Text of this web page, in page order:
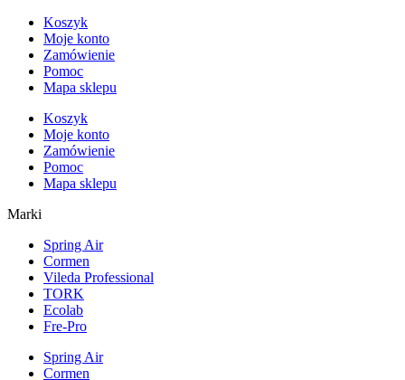
Koszyk
Moje konto
Zamówienie
Pomoc
Mapa sklepu
Koszyk
Moje konto
Zamówienie
Pomoc
Mapa sklepu
Marki
Spring Air
Cormen
Vileda Professional
TORK
Ecolab
Fre-Pro
Spring Air
Cormen